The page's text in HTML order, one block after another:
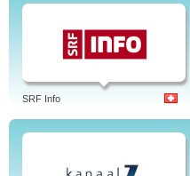
SRF Info